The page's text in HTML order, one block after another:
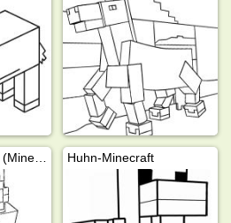
GeorgeNotFound (Minecraft) Huhn-Minecraft